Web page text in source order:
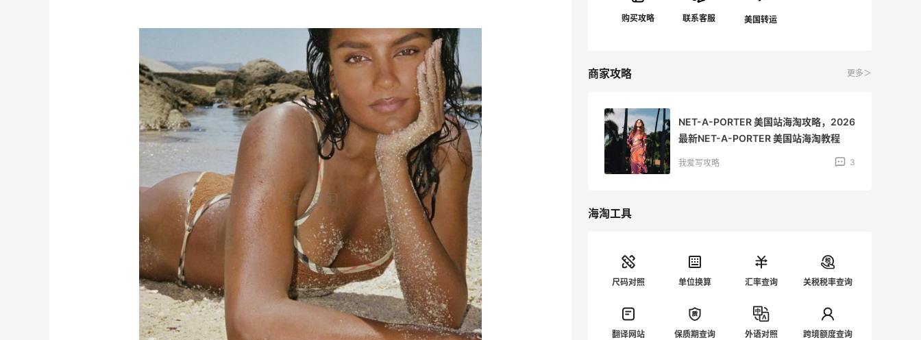
美国转运
商家攻略 更多＞
NET-A-PORTER 美国站海淘攻略，2026
最新NET-A-PORTER 美国站海淘教程
我爱写攻略
NET-A-PORTER 美国站海淘攻略，2026
最新NET-A-PORTER 美国站海淘教程
我爱写攻略 3
海淘工具
尺码对照 单位换算 汇率查询 关税税率查询
翻译网站 保质期查询 外语对照 跨境额度查询